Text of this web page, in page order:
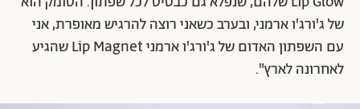
של ג'ורג'ו ארמני, ובערב כשאני רוצה להרגיש מאופרת, אני
עם השפתון האדום של ג'ורג'ו ארמני Lip Magnet שהגיע
לאחרונה לארץ".